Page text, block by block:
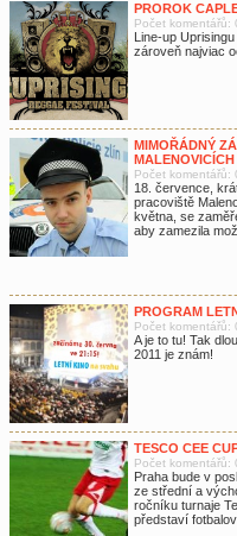
PROROK
Počet komentářů:
Line-up
zároveň najviac
MIMOŘÁDNÝ
MALENOVICÍCH
Počet komentářů:
18. července,
pracoviště
května, se
aby zamezila
PROGRAM
Počet komentářů:
A je to tu! Tak
2011 je znám!
TESCO CEE
Počet komentářů:
Praha bude v
ze střední a
ročníku turnaje
představí